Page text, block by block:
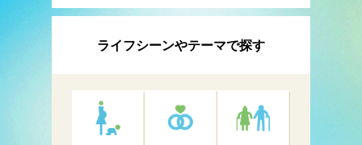
ライフシーンやテーマで探す